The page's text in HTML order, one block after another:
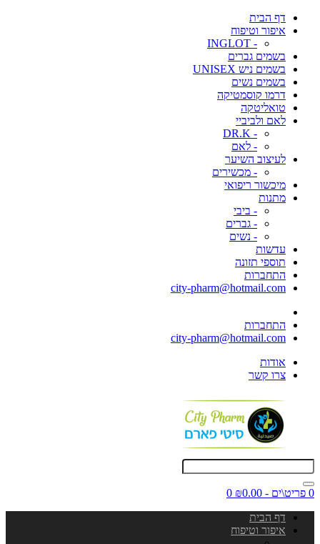
דף הבית
איפור וטיפוח
- INGLOT
בשמים גברים
בשמים ניש UNISEX
בשמים נשים
דרמו קוסמטיקה
טואליטקה
לאם ולביביי
- DR.K
- לאם
לעיצוב השיער
- מכשירים
מיכשור ריפואי
מתנות
- ביבי
- גברים
- נשים
עדשות
תוספי תזונה
התחברות
city-pharm@hotmail.com
התחברות
city-pharm@hotmail.com
אודות
צרו קשר
0 פריט\ים - ₪0.00
0
דף הבית
איפור וטיפוח